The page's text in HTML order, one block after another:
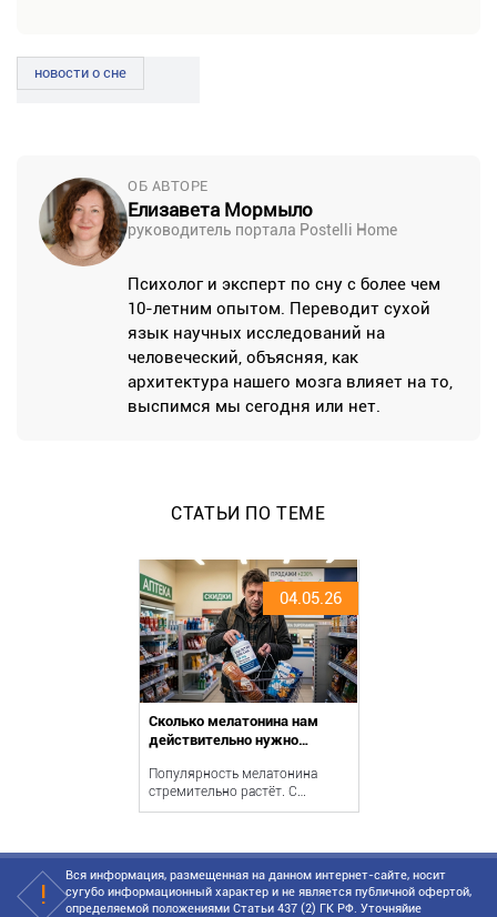
новости о сне
ОБ АВТОРЕ
Елизавета Мормыло
руководитель портала Postelli Home
Психолог и эксперт по сну с более чем
10-летним опытом. Переводит сухой
язык научных исследований на
человеческий, объясняя, как
архитектура нашего мозга влияет на то,
выспимся мы сегодня или нет.
СТАТЬИ ПО ТЕМЕ
04.05.26
Сколько мелатонина нам
действительно нужно
Популярность мелатонина
стремительно растёт. С
развитием маркетплейсов и
Вся информация, размещенная на данном интернет-сайте, носит
сугубо информационный характер и не является публичной офертой,
определяемой положениями Статьи 437 (2) ГК РФ. Уточняйие